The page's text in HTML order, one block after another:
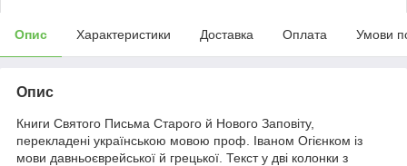
Опис Характеристики Доставка Оплата Умови
Опис
Книги Святого Письма Старого й Нового Заповіту,
перекладені українською мовою проф. Іваном Огієнком із
мови давньоєврейської й грецької. Текст у дві колонки з